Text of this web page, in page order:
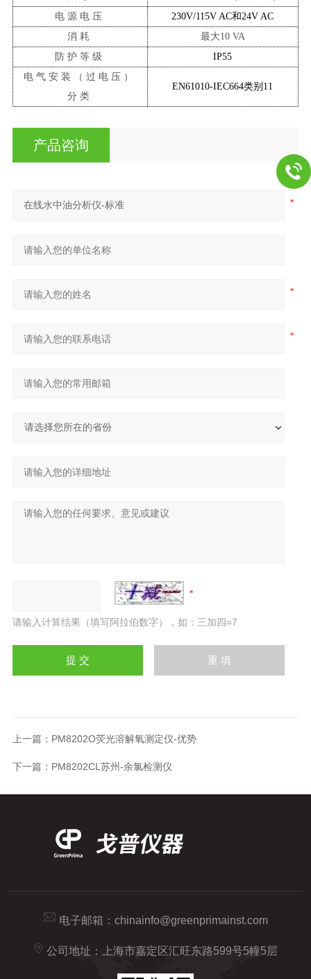
电源电压
230V/115V AC和24V AC
消耗
最大10 VA
防护等级
IP55
电气安装（过电压）
分类
EN61010-IEC664类别11
产品咨询
请输入计算结果（填写阿拉伯数字），如：三加四=7
上一篇： PM8202O荧光溶解氧测定仪-优势
下一篇： PM8202CL苏州-余氯检测仪
电子邮箱： chinainfo@greenprimainst.com
公司地址：上海市嘉定区汇旺东路599号5幢5层